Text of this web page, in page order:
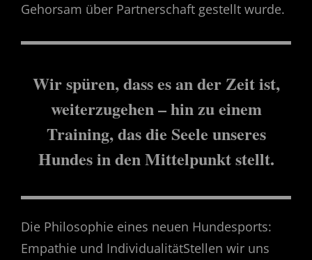
Gehorsam über Partnerschaft gestellt wurde.
Wir spüren, dass es an der Zeit ist,
weiterzugehen – hin zu einem
Training, das die Seele unseres
Hundes in den Mittelpunkt stellt.
Die Philosophie eines neuen Hundesports:
Empathie und IndividualitätStellen wir uns